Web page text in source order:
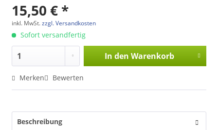
15,50 € *
inkl. MwSt.zzgl. Versandkosten
Sofort versandfertig
In den Warenkorb
Merken Bewerten
Beschreibung